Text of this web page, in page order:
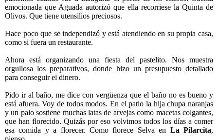
emocionada que Aguada autorizó que ella recorriese la Quinta de
Olivos. Que tiene utensilios preciosos.
Hace poco que se independizó y está atendiendo en su propia casa,
como si fuera un restaurante.
Ahora está organizando una fiesta del pastelito. Nos muestra
orgullosa los preparativos, donde hizo un presupuesto detallado
para conseguir el dinero.
Pido ir al baño, me dice con vergüenza que el baño no es bueno y
está afuera. Voy de todos modos. En el patio la hija chupa naranjas
y un palo sostiene muchas latas de arvejas como macetas colgantes,
que han florecido. Quizás por eso volvimos todos los días a comer
esa comida y a florecer. Como florece Selva en La Pilarcita,